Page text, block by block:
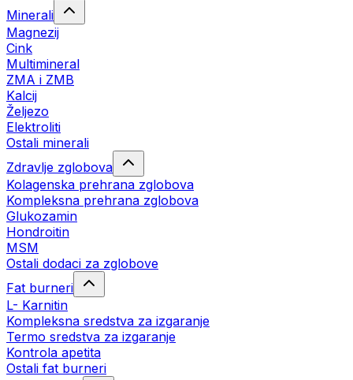
Minerali
Magnezij
Cink
Multimineral
ZMA i ZMB
Kalcij
Željezo
Elektroliti
Ostali minerali
Zdravlje zglobova
Kolagenska prehrana zglobova
Kompleksna prehrana zglobova
Glukozamin
Hondroitin
MSM
Ostali dodaci za zglobove
Fat burneri
L- Karnitin
Kompleksna sredstva za izgaranje
Termo sredstva za izgaranje
Kontrola apetita
Ostali fat burneri